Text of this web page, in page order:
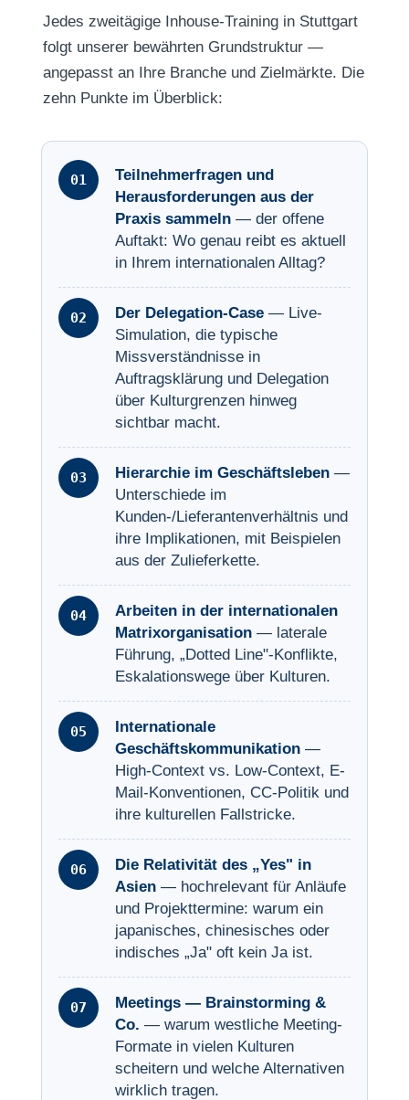
Jedes zweitägige Inhouse-Training in Stuttgart
folgt unserer bewährten Grundstruktur —
angepasst an Ihre Branche und Zielmärkte. Die
zehn Punkte im Überblick:
Teilnehmerfragen und
Herausforderungen aus der
Praxis sammeln— der offene
Auftakt: Wo genau reibt es aktuell
in Ihrem internationalen Alltag?
Der Delegation-Case— Live-
Simulation, die typische
Missverständnisse in
Auftragsklärung und Delegation
über Kulturgrenzen hinweg
sichtbar macht.
Hierarchie im Geschäftsleben—
Unterschiede im
Kunden-/Lieferantenverhältnis und
ihre Implikationen, mit Beispielen
aus der Zulieferkette.
Arbeiten in der internationalen
Matrixorganisation— laterale
Führung, „Dotted Line"-Konflikte,
Eskalationswege über Kulturen.
Internationale
Geschäftskommunikation—
High-Context vs. Low-Context, E-
Mail-Konventionen, CC-Politik und
ihre kulturellen Fallstricke.
Die Relativität des „Yes" in
Asien— hochrelevant für Anläufe
und Projekttermine: warum ein
japanisches, chinesisches oder
indisches „Ja" oft kein Ja ist.
Meetings — Brainstorming &
Co. — warum westliche Meeting-
Formate in vielen Kulturen
scheitern und welche Alternativen
wirklich tragen.